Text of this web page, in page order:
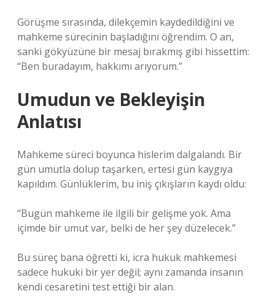
Görüşme sırasında, dilekçemin kaydedildiğini ve
mahkeme sürecinin başladığını öğrendim. O an,
sanki gökyüzüne bir mesaj bırakmış gibi hissettim:
“Ben buradayım, hakkımı arıyorum.”
Umudun ve Bekleyişin
Anlatısı
Mahkeme süreci boyunca hislerim dalgalandı. Bir
gün umutla dolup taşarken, ertesi gün kaygıya
kapıldım. Günlüklerim, bu iniş çıkışların kaydı oldu:
“Bugün mahkeme ile ilgili bir gelişme yok. Ama
içimde bir umut var, belki de her şey düzelecek.”
Bu süreç bana öğretti ki, icra hukuk mahkemesi
sadece hukuki bir yer değil; aynı zamanda insanın
kendi cesaretini test ettiği bir alan.